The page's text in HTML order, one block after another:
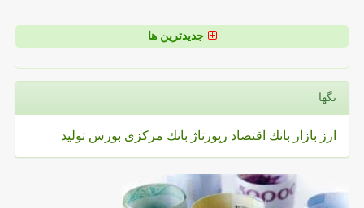
جدیدترین ها
تگها
ارز بازار بانك اقتصاد رپورتاژ بانك مركزی بورس تولید